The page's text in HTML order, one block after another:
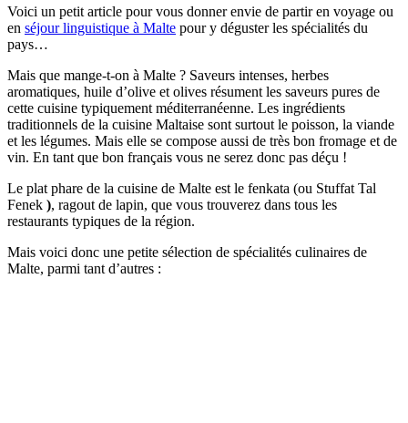
Voici un petit article pour vous donner envie de partir en voyage ou
en séjour linguistique à Malte pour y déguster les spécialités du
pays…
Mais que mange-t-on à Malte ? Saveurs intenses, herbes
aromatiques, huile d’olive et olives résument les saveurs pures de
cette cuisine typiquement méditerranéenne. Les ingrédients
traditionnels de la cuisine Maltaise sont surtout le poisson, la viande
et les légumes. Mais elle se compose aussi de très bon fromage et de
vin. En tant que bon français vous ne serez donc pas déçu !
Le plat phare de la cuisine de Malte est le fenkata (ou Stuffat Tal
Fenek ), ragout de lapin, que vous trouverez dans tous les
restaurants typiques de la région.
Mais voici donc une petite sélection de spécialités culinaires de
Malte, parmi tant d’autres :